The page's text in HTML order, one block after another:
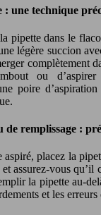
une technique
pipette dans le
légère succion
complètement
ou
poire
remplissage :
placez la
assurez-vous qu’il
la pipette au-
et les erreurs